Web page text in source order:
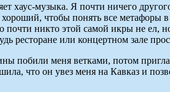
музыка. Я почти ничего
чтобы понять все метафоры
никто этой самой икры не ел,
ресторане или концертном зале
побили меня ветками, потом
что он увез меня на Кавказ и